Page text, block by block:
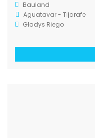
Bauland
Aguatavar - Tijarafe
Gladys Riego